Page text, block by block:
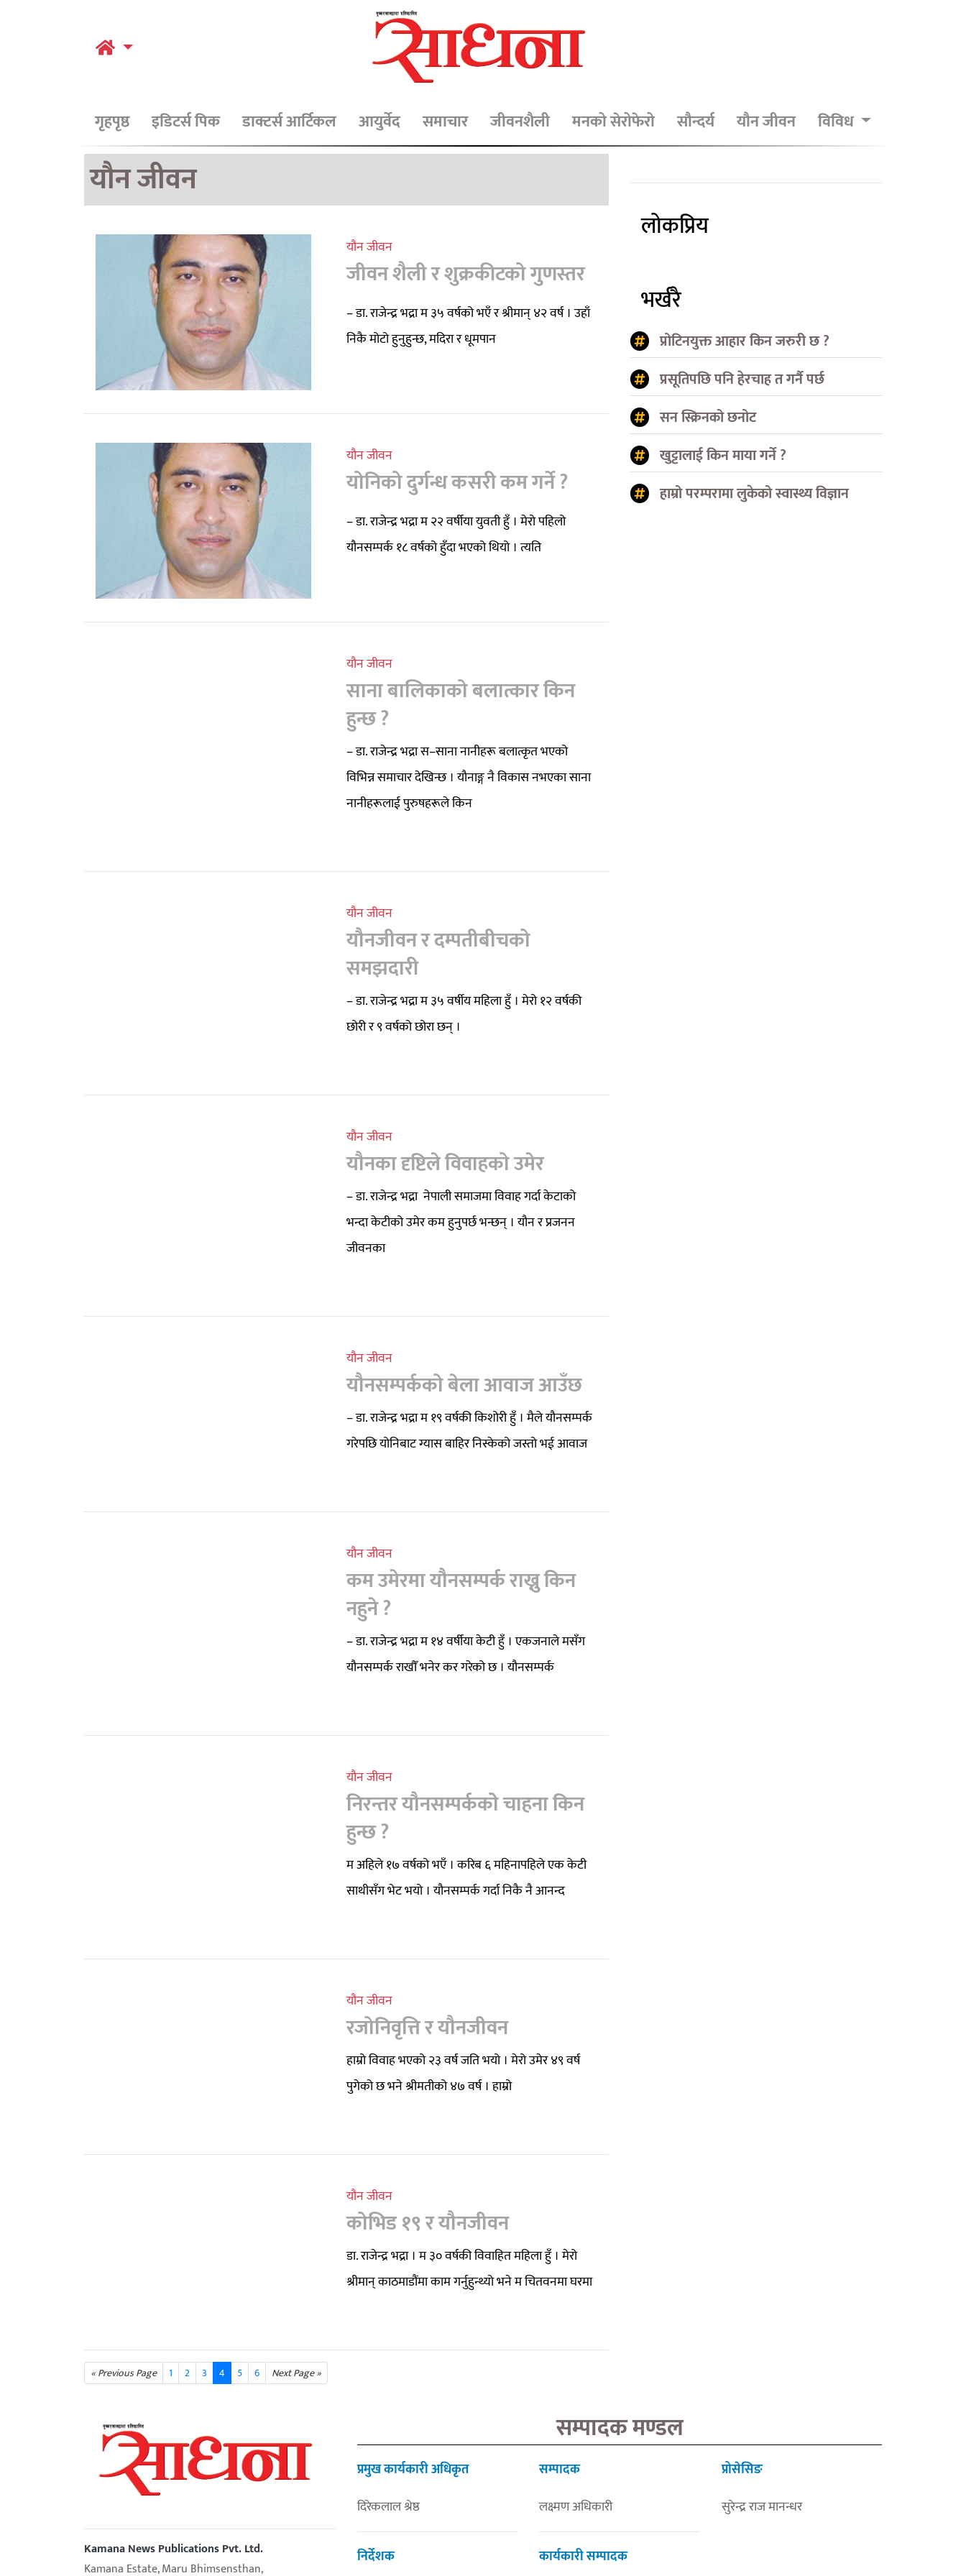
गृहपृष्ठ इडिटर्स पिक डाक्टर्स आर्टिकल आयुर्वेद समाचार जीवनशैली मनको सेरोफेरो सौन्दर्य यौन जीवन विविध
यौन जीवन
यौन जीवन
जीवन शैली र शुक्रकीटको गुणस्तर
– डा. राजेन्द्र भद्रा म ३५ वर्षको भएँ र श्रीमान् ४२ वर्ष । उहाँ
निकै मोटो हुनुहुन्छ, मदिरा र धूमपान
यौन जीवन
योनिको दुर्गन्ध कसरी कम गर्ने ?
– डा. राजेन्द्र भद्रा म २२ वर्षीया युवती हुँ । मेरो पहिलो
यौनसम्पर्क १८ वर्षको हुँदा भएको थियो । त्यति
यौन जीवन
साना बालिकाको बलात्कार किन
हुन्छ ?
– डा. राजेन्द्र भद्रा स–साना नानीहरू बलात्कृत भएको
विभिन्न समाचार देखिन्छ । यौनाङ्ग नै विकास नभएका साना
नानीहरूलाई पुरुषहरूले किन
यौन जीवन
यौनजीवन र दम्पतीबीचको
समझदारी
– डा. राजेन्द्र भद्रा म ३५ वर्षीय महिला हुँ । मेरो १२ वर्षकी
छोरी र ९ वर्षको छोरा छन् ।
यौन जीवन
यौनका दृष्टिले विवाहको उमेर
– डा. राजेन्द्र भद्रा नेपाली समाजमा विवाह गर्दा केटाको
भन्दा केटीको उमेर कम हुनुपर्छ भन्छन् । यौन र प्रजनन
जीवनका
यौन जीवन
यौनसम्पर्कको बेला आवाज आउँछ
– डा. राजेन्द्र भद्रा म १९ वर्षकी किशोरी हुँ । मैले यौनसम्पर्क
गरेपछि योनिबाट ग्यास बाहिर निस्केको जस्तो भई आवाज
यौन जीवन
कम उमेरमा यौनसम्पर्क राख्नु किन
नहुने ?
– डा. राजेन्द्र भद्रा म १४ वर्षीया केटी हुँ । एकजनाले मसँग
यौनसम्पर्क राखौँ भनेर कर गरेको छ । यौनसम्पर्क
यौन जीवन
निरन्तर यौनसम्पर्ककोे चाहना किन
हुन्छ ?
म अहिले १७ वर्षको भएँ । करिब ६ महिनापहिले एक केटी
साथीसँग भेट भयो । यौनसम्पर्क गर्दा निकै नै आनन्द
यौन जीवन
रजोनिवृत्ति र यौनजीवन
हाम्रो विवाह भएको २३ वर्ष जति भयो । मेरो उमेर ४९ वर्ष
पुगेको छ भने श्रीमतीको ४७ वर्ष । हाम्रो
यौन जीवन
कोभिड १९ र यौनजीवन
डा. राजेन्द्र भद्रा । म ३० वर्षकी विवाहित महिला हुँ । मेरो
श्रीमान् काठमाडौंमा काम गर्नुहुन्थ्यो भने म चितवनमा घरमा
« Previous Page 1 2 3 4 5 6 Next Page »
लोकप्रिय
भर्खरै
प्रोटिनयुक्त आहार किन जरुरी छ ?
प्रसूतिपछि पनि हेरचाह त गर्नै पर्छ
सन स्क्रिनको छनोट
खुट्टालाई किन माया गर्ने ?
हाम्रो परम्परामा लुकेको स्वास्थ्य विज्ञान
Kamana News Publications Pvt. Ltd.
Kamana Estate, Maru Bhimsensthan,
सम्पादक मण्डल
प्रमुख कार्यकारी अधिकृत
दिरेकलाल श्रेष्ठ
निर्देशक
सम्पादक
लक्ष्मण अधिकारी
कार्यकारी सम्पादक
प्रोसेसिङ
सुरेन्द्र राज मानन्धर